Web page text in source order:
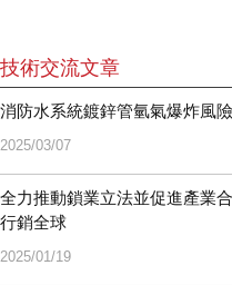
技術交流文章
消防水系統鍍鋅管氫氣爆炸風
2025/03/07
全力推動鎖業立法並促進產業
行銷全球
2025/01/19